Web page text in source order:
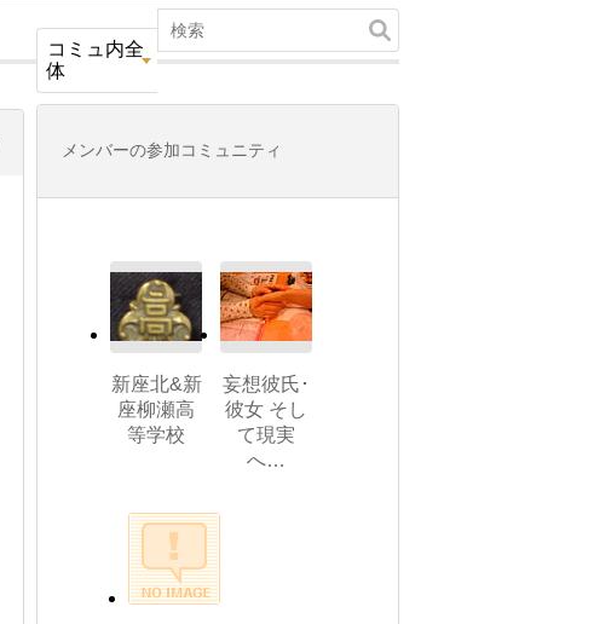
コミュ内全
体
メンバーの参加コミュニティ
新座北&新
座柳瀬高
等学校
妄想彼氏･
彼女 そし
て現実
へ…